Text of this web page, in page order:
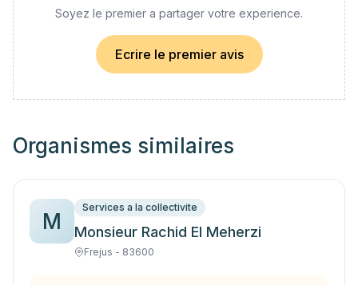
Soyez le premier a partager votre experience.
Ecrire le premier avis
Organismes similaires
M
Services a la collectivite
Monsieur Rachid El Meherzi
Frejus - 83600